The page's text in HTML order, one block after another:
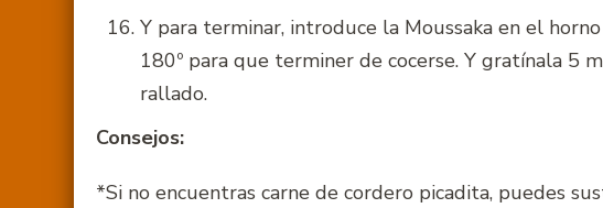
Y para terminar, introduce la Moussaka en el
180º para que terminer de cocerse. Y gratínala 5
rallado.
Consejos:
*Si no encuentras carne de cordero picadita, puedes